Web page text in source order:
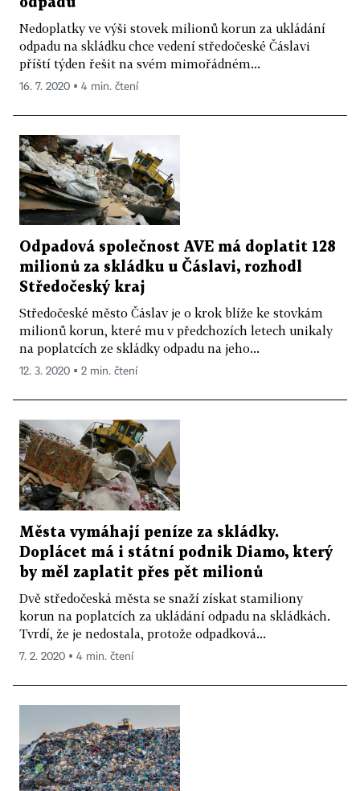
Nedoplatky ve výši stovek milionů korun za ukládání
odpadu na skládku chce vedení středočeské Čáslavi
příští týden řešit na svém mimořádném...
16. 7. 2020 ▪ 4 min. čtení
Odpadová společnost AVE má doplatit 128
milionů za skládku u Čáslavi, rozhodl
Středočeský kraj
Středočeské město Čáslav je o krok blíže ke stovkám
milionů korun, které mu v předchozích letech unikaly
na poplatcích ze skládky odpadu na jeho...
12. 3. 2020 ▪ 2 min. čtení
Města vymáhají peníze za skládky.
Doplácet má i státní podnik Diamo, který
by měl zaplatit přes pět milionů
Dvě středočeská města se snaží získat stamiliony
korun na poplatcích za ukládání odpadu na skládkách.
Tvrdí, že je nedostala, protože odpadková...
7. 2. 2020 ▪ 4 min. čtení